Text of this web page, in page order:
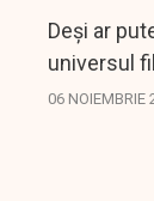
Deşi ar
universul
în familie
06 NOIEMBRIE